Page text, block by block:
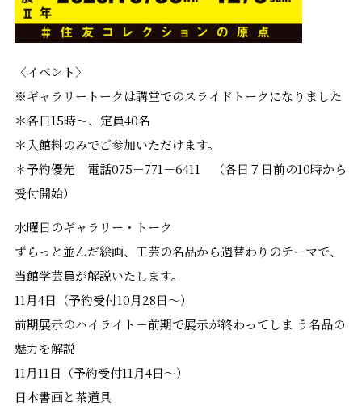
〈イベント〉
※ギャラリートークは講堂でのスライドトークになりました
＊各日15時～、定員40名
＊入館料のみでご参加いただけます。
＊予約優先 電話075－771－6411 （各日７日前の10時から
受付開始）
水曜日のギャラリー・トーク
ずらっと並んだ絵画、工芸の名品から週替わりのテーマで、
当館学芸員が解説いたします。
11月4日（予約受付10月28日～）
前期展示のハイライト－前期で展示が終わってしま う名品の
魅力を解説
11月11日（予約受付11月4日～）
日本書画と茶道具